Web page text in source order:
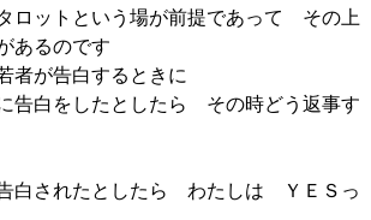
ロットという場が前提であって その上
あるのです
が告白するときに
告白をしたとしたら その時どう返事す
告白されたとしたら わたしは ＹＥＳっ